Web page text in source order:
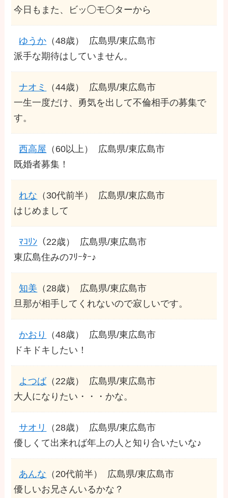
今日もまた、ビッ◯モ◯ターから
ゆうか （48歳）
広島県/東広島市
派手な期待はしていません。
ナオミ （44歳）
広島県/東広島市
一生一度だけ、勇気を出して不倫相手の募集で
す。
西高屋 （60以上）
広島県/東広島市
既婚者募集！
れな （30代前半）
広島県/東広島市
はじめまして
ﾏｺﾘﾝ （22歳）
広島県/東広島市
東広島住みのﾌﾘｰﾀｰ♪
知美 （28歳）
広島県/東広島市
旦那が相手してくれないので寂しいです。
かおり （48歳）
広島県/東広島市
ドキドキしたい！
よつば（22歳）
広島県/東広島市
大人になりたい・・・かな。
サオリ （28歳）
広島県/東広島市
優しくて出来れば年上の人と知り合いたいな♪
あんな （20代前半）
広島県/東広島市
優しいお兄さんいるかな？